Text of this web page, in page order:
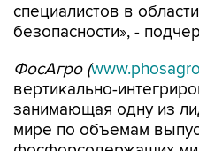
специалистов в
безопасности», -
ФосАгро (
вертикально-
занимающая одну из
мире по объемам